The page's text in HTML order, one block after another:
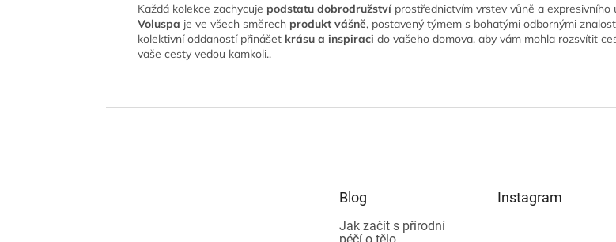
Každá kolekce zachycuje podstatu dobrodružství prostřednictvím vrstev vůně a expresivního
Voluspa je ve všech směrech produkt vášně, postavený týmem s bohatými odbornými
kolektivní oddaností přinášet krásu a inspiraci do vašeho domova, aby vám mohla rozsvítit
vaše cesty vedou kamkoli..
Blog
Jak začít s přírodní
péčí o tělo
Instagram